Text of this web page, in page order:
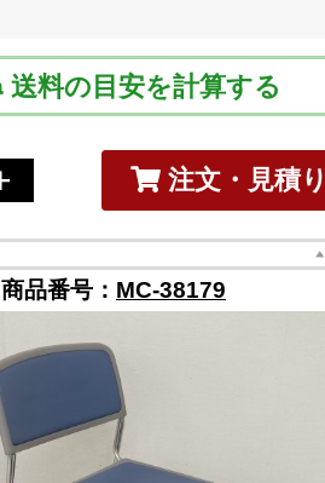
送料の目安を計算する
注文・見積
商品番号： MC-38179